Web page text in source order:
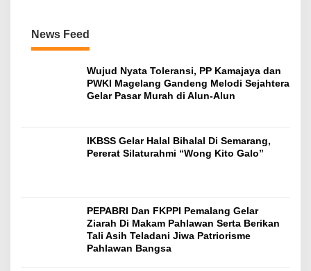
News Feed
Wujud Nyata Toleransi, PP Kamajaya dan
PWKI Magelang Gandeng Melodi Sejahtera
Gelar Pasar Murah di Alun-Alun
IKBSS Gelar Halal Bihalal Di Semarang,
Pererat Silaturahmi “Wong Kito Galo”
PEPABRI Dan FKPPI Pemalang Gelar
Ziarah Di Makam Pahlawan Serta Berikan
Tali Asih Teladani Jiwa Patriorisme
Pahlawan Bangsa